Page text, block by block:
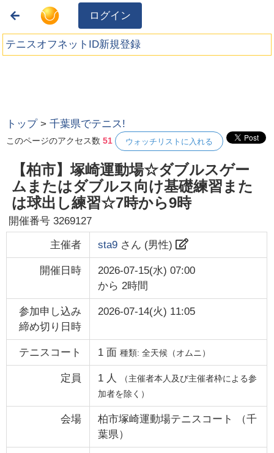
ログイン
テニスオフネットID新規登録
トップ >千葉県でテニス!
このページのアクセス数51 ウォッチリストに入れる
【柏市】塚崎運動場☆ダブルスゲー
ムまたはダブルス向け基礎練習また
は球出し練習☆7時から9時
開催番号3269127
主催者 sta9さん (男性)
開催日時
2026-07-15(水) 07:00
から 2時間
参加申し込み
締め切り日時
2026-07-14(火) 11:05
テニスコート 1面 種類: 全天候（オムニ）
定員 1 人
（主催者本人及び主催者枠による参
加者を除く）
会場 柏市塚崎運動場テニスコート （千
葉県）